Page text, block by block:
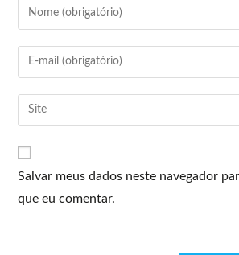
Salvar meus dados neste navegador
que eu comentar.